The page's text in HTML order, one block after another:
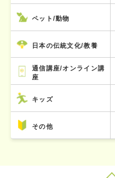
ペット/動物
日本の伝統文化/教養
通信講座/オンライン講
座
キッズ
その他